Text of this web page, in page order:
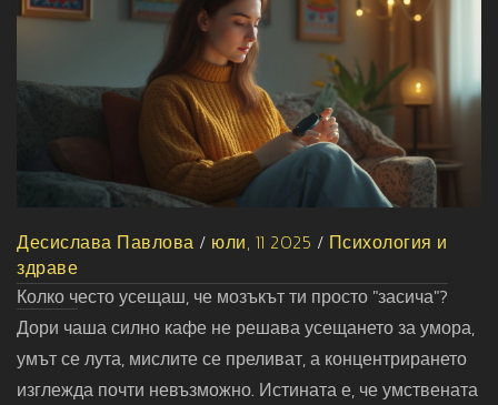
Десислава Павлова / юли, 11 2025 / Психология и
здраве
Колко често усещаш, че мозъкът ти просто "засича"?
Дори чаша силно кафе не решава усещането за умора,
умът се лута, мислите се преливат, а концентрирането
изглежда почти невъзможно. Истината е, че умствената